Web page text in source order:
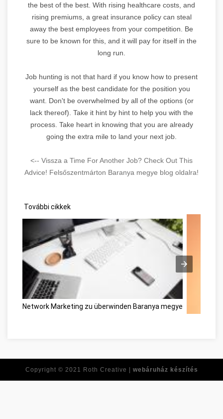
the best of the best. With rising healthcare costs, and
rising premiums, a great insurance policy can steal
away the best employees from your competition. Be
sure to be known for this, and it will pay for itself in the
long run.
Job hunting is not that hard if you know how to present
yourself as the best candidate for the position you
want. Don't be overwhelmed by all of the options (or
lack thereof). Take it hint by hint to help you with the
process. Take heart in knowing that you are already
going the extra mile to land your next job.
<-- Vissza a Time For Another Job? Check Out This
Advice! Felsőszentmárton Baranya megye blog oldalra!
További cikkek
Network Marketing zu überwinden Baranya megye
Copyright © 2021 Roth Creative | webáruház készítés